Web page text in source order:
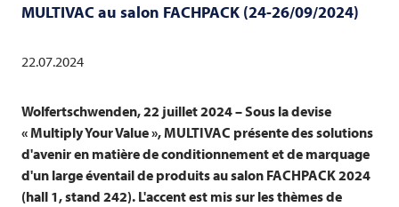
MULTIVAC au salon FACHPACK (24-26/09/2024)
22.07.2024
Wolfertschwenden, 22 juillet 2024 – Sous la devise
« Multiply Your Value », MULTIVAC présente des solutions
d'avenir en matière de conditionnement et de marquage
d'un large éventail de produits au salon FACHPACK 2024
(hall 1, stand 242). L'accent est mis sur les thèmes de